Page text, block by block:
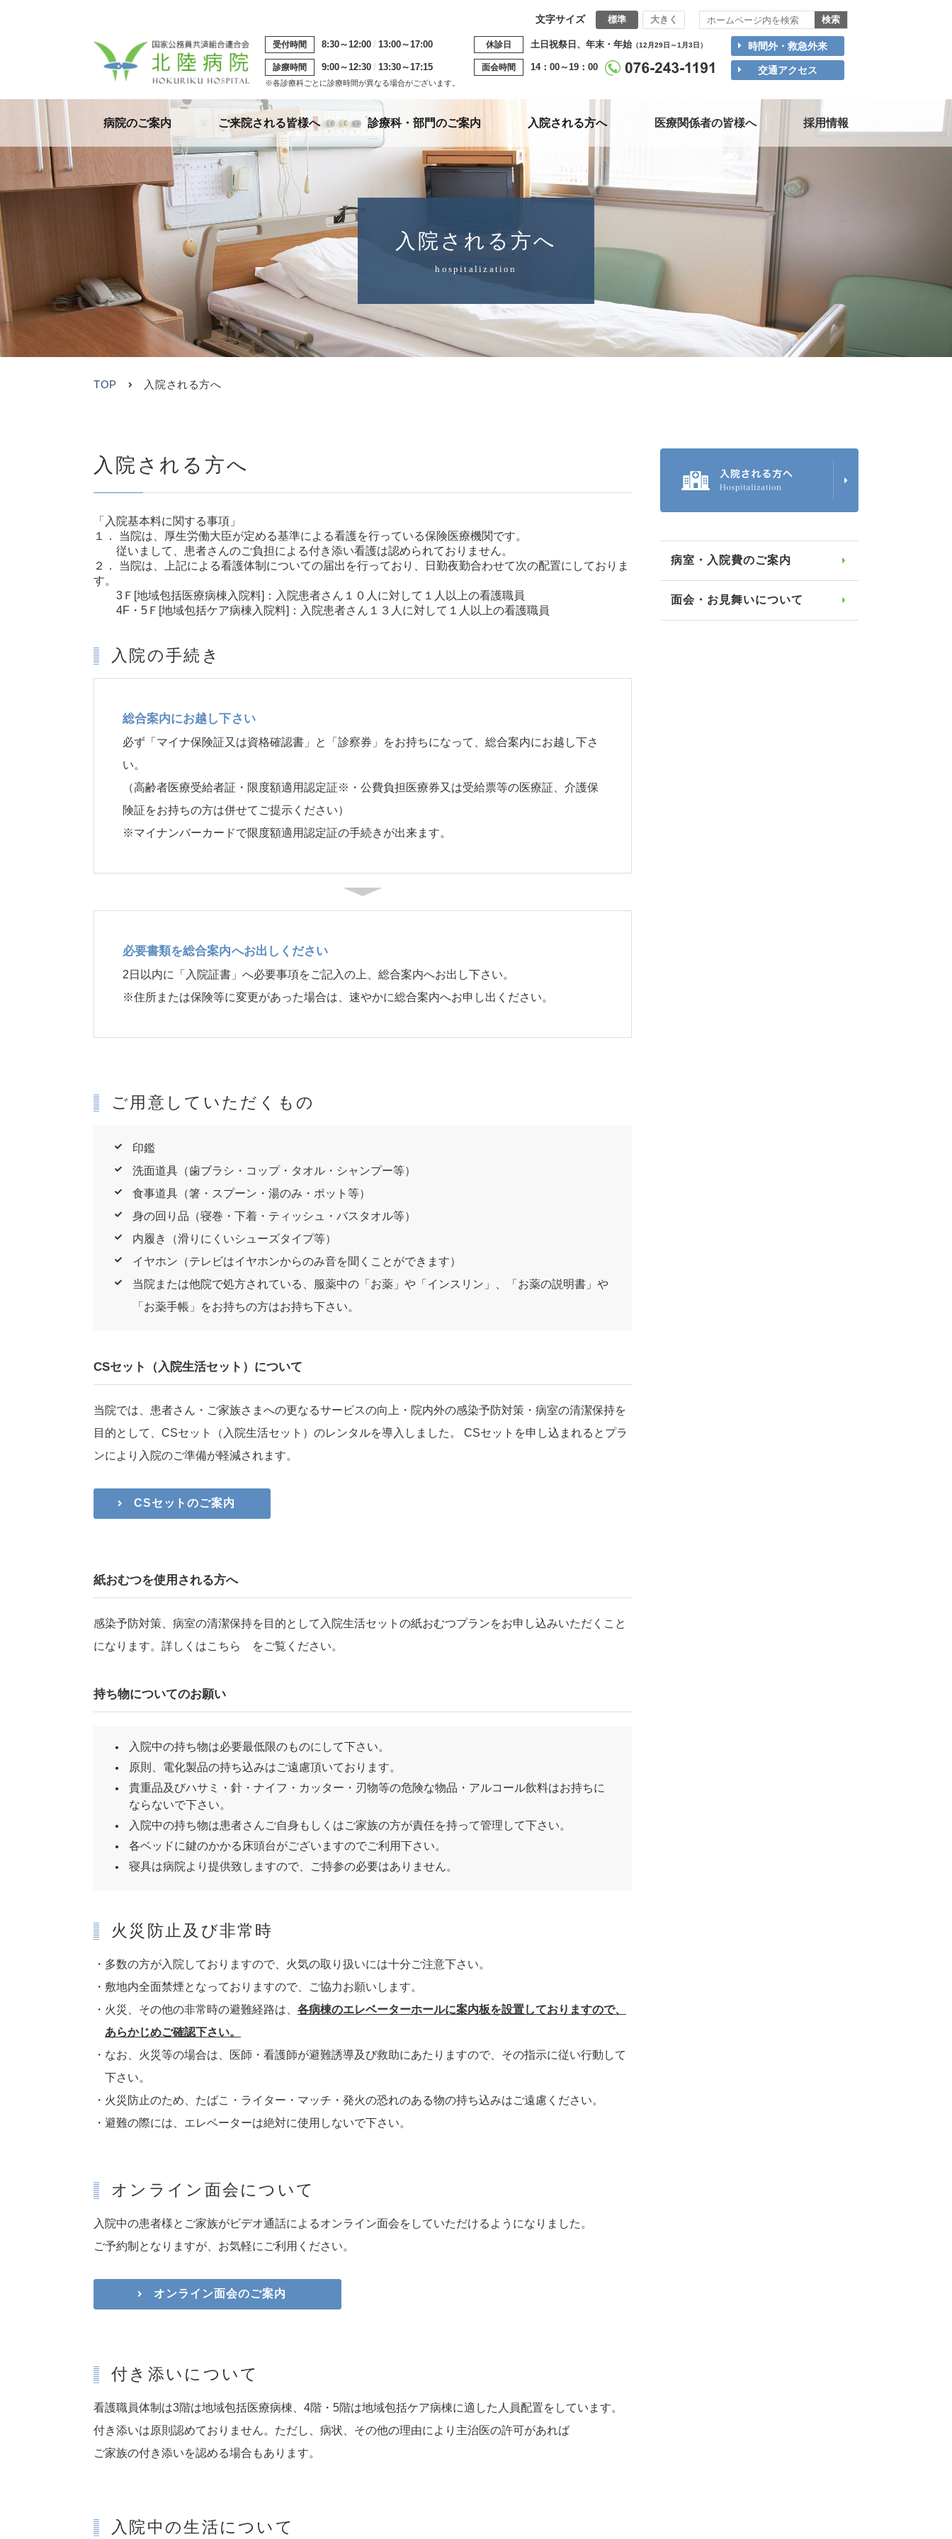
文字サイズ 標準 大きく
受付時間 8:30～12:00 13:00～17:00
診療時間 9:00～12:30 13:30～17:15
※各診療科ごとに診療時間が異なる場合がございます。
休診日 土日祝祭日、年末・年始 （12月29日～1月3日）
面会時間 14：00～19：00
時間外・救急外来
交通アクセス
病院のご案内 ご来院される皆様へ 診療科・部門のご案内 入院される方へ 医療関係者の皆様へ 採用情報
入院される方へ
hospitalization
TOP 入院される方へ
入院される方へ
「入院基本料に関する事項」
１． 当院は、厚生労働大臣が定める基準による看護を行っている保険医療機関です。
従いまして、患者さんのご負担による付き添い看護は認められておりません。
２． 当院は、上記による看護体制についての届出を行っており、日勤夜勤合わせて次の配置にしておりま
す。
3Ｆ[地域包括医療病棟入院料]：入院患者さん１０人に対して１人以上の看護職員
4F・5Ｆ[地域包括ケア病棟入院料]：入院患者さん１３人に対して１人以上の看護職員
入院の手続き
総合案内にお越し下さい
必ず「マイナ保険証又は資格確認書」と「診察券」をお持ちになって、総合案内にお越し下さ
い。
（高齢者医療受給者証・限度額適用認定証※・公費負担医療券又は受給票等の医療証、介護保
険証をお持ちの方は併せてご提示ください）
※マイナンバーカードで限度額適用認定証の手続きが出来ます。
必要書類を総合案内へお出しください
2日以内に「入院証書」へ必要事項をご記入の上、総合案内へお出し下さい。
※住所または保険等に変更があった場合は、速やかに総合案内へお申し出ください。
ご用意していただくもの
印鑑
洗面道具（歯ブラシ・コップ・タオル・シャンプー等）
食事道具（箸・スプーン・湯のみ・ポット等）
身の回り品（寝巻・下着・ティッシュ・バスタオル等）
内履き（滑りにくいシューズタイプ等）
イヤホン（テレビはイヤホンからのみ音を聞くことができます）
当院または他院で処方されている、服薬中の「お薬」や「インスリン」、「お薬の説明書」や
「お薬手帳」をお持ちの方はお持ち下さい。
CSセット（入院生活セット）について
当院では、患者さん・ご家族さまへの更なるサービスの向上・院内外の感染予防対策・病室の清潔保持を
目的として、CSセット（入院生活セット）のレンタルを導入しました。 CSセットを申し込まれるとプラ
ンにより入院のご準備が軽減されます。
CSセットのご案内
紙おむつを使用される方へ
感染予防対策、病室の清潔保持を目的として入院生活セットの紙おむつプランをお申し込みいただくこと
になります。詳しくはこちら をご覧ください。
持ち物についてのお願い
入院中の持ち物は必要最低限のものにして下さい。
原則、電化製品の持ち込みはご遠慮頂いております。
貴重品及びハサミ・針・ナイフ・カッター・刃物等の危険な物品・アルコール飲料はお持ちに
ならないで下さい。
入院中の持ち物は患者さんご自身もしくはご家族の方が責任を持って管理して下さい。
各ベッドに鍵のかかる床頭台がございますのでご利用下さい。
寝具は病院より提供致しますので、ご持参の必要はありません。
火災防止及び非常時
・多数の方が入院しておりますので、火気の取り扱いには十分ご注意下さい。
・敷地内全面禁煙となっておりますので、ご協力お願いします。
・火災、その他の非常時の避難経路は、 各病棟のエレベーターホールに案内板を設置しておりますので、
あらかじめご確認下さい。
・なお、火災等の場合は、医師・看護師が避難誘導及び救助にあたりますので、その指示に従い行動して
下さい。
・火災防止のため、たばこ・ライター・マッチ・発火の恐れのある物の持ち込みはご遠慮ください。
・避難の際には、エレベーターは絶対に使用しないで下さい。
オンライン面会について
入院中の患者様とご家族がビデオ通話によるオンライン面会をしていただけるようになりました。
ご予約制となりますが、お気軽にご利用ください。
オンライン面会のご案内
付き添いについて
看護職員体制は3階は地域包括医療病棟、4階・5階は地域包括ケア病棟に適した人員配置をしています。
付き添いは原則認めておりません。ただし、病状、その他の理由により主治医の許可があれば
ご家族の付き添いを認める場合もあります。
入院中の生活について
病室・入院費のご案内
面会・お見舞いについて